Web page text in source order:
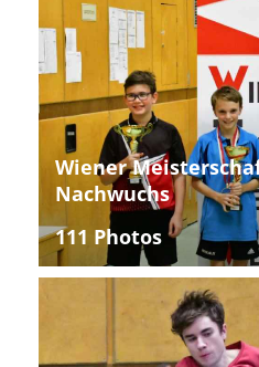
Wiener
Nachwuchs
111 Photos